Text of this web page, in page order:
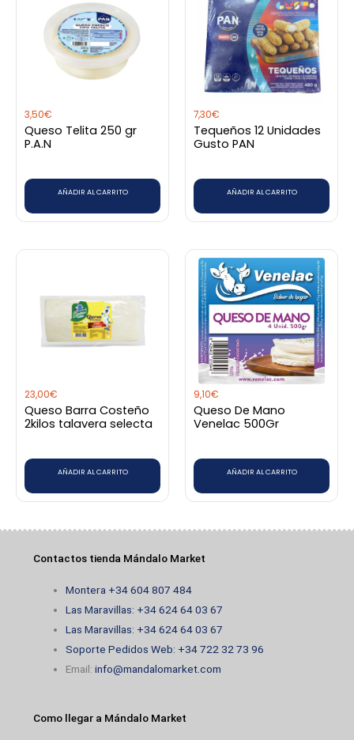
3,50€
Queso Telita 250 gr
P.A.N
AÑADIR AL CARRITO
7,30€
Tequeños 12 Unidades
Gusto PAN
AÑADIR AL CARRITO
23,00€
Queso Barra Costeño
2kilos talavera selecta
AÑADIR AL CARRITO
9,10€
Queso De Mano
Venelac 500Gr
AÑADIR AL CARRITO
Contactos tienda Mándalo Market
Montera +34 604 807 484
Las Maravillas: +34 624 64 03 67
Las Maravillas: +34 624 64 03 67
Soporte Pedidos Web: +34 722 32 73 96
Email:info@mandalomarket.com
Como llegar a Mándalo Market